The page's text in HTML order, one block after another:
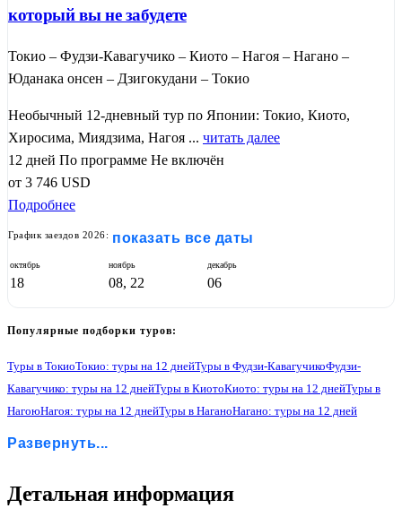
1
который вы не забудете
Токио – Фудзи-Кавагучико – Киото – Нагоя – Нагано –
Юданака онсен – Дзигокудани – Токио
Необычный 12-дневный тур по Японии: Токио, Киото,
Хиросима, Миядзима, Нагоя ... читать далее
12 дней По программе Не включён
от 3 746 USD
Подробнее
График заездов 2026: показать все даты
октябрь
18
ноябрь
08, 22
декабрь
06
Популярные подборки туров:
Туры в ТокиоТокио: туры на 12 днейТуры в Фудзи-КавагучикоФудзи-
Кавагучико: туры на 12 днейТуры в КиотоКиото: туры на 12 днейТуры в
НагоюНагоя: туры на 12 днейТуры в НаганоНагано: туры на 12 дней
Дзигокудани: туры на 12 дней
Развернуть...
Детальная информация